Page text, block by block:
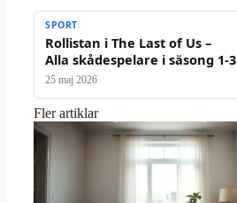
SPORT
Rollistan i The Last of Us –
Alla skådespelare i säsong 1-3
25 maj 2026
Fler artiklar